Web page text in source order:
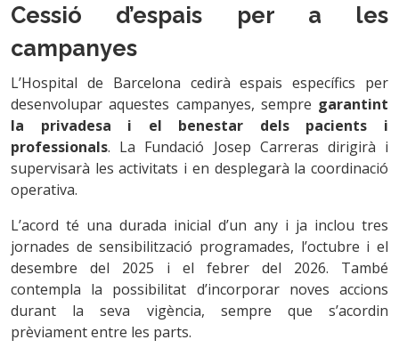
Cessió d’espais per a les
campanyes
L’Hospital de Barcelona cedirà espais específics per
desenvolupar aquestes campanyes, sempre garantint
la privadesa i el benestar dels pacients i
professionals. La Fundació Josep Carreras dirigirà i
supervisarà les activitats i en desplegarà la coordinació
operativa.
L’acord té una durada inicial d’un any i ja inclou tres
jornades de sensibilització programades, l’octubre i el
desembre del 2025 i el febrer del 2026. També
contempla la possibilitat d’incorporar noves accions
durant la seva vigència, sempre que s’acordin
prèviament entre les parts.